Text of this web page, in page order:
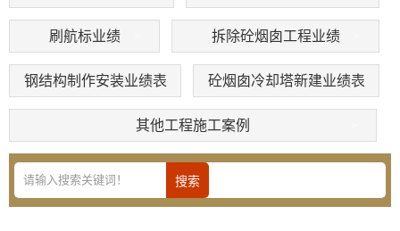
刷航标业绩 拆除砼烟囱工程业绩
钢结构制作安装业绩表 砼烟囱冷却塔新建业绩表
其他工程施工案例